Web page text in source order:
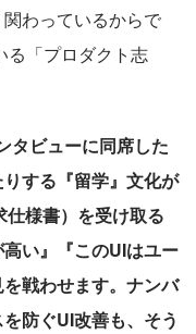
わっているからで
る「プロダクト志
タビューに同席した
する『留学』文化が
様書）を受け取る
い』『このUIはユー
戦わせます。ナンバ
防ぐUI改善も、そう